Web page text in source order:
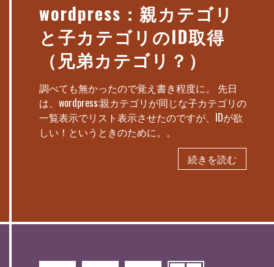
wordpress：親カテゴリ
と子カテゴリのID取得
（兄弟カテゴリ？）
調べても無かったので覚え書き程度に。 先日
は、wordpress:親カテゴリが同じな子カテゴリの
一覧表示でリスト表示させたのですが、IDが欲
しい！というときのために。。
続きを読む